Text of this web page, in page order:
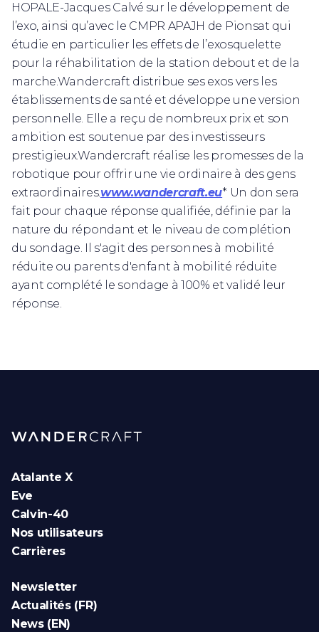
HOPALE-Jacques Calvé sur le développement de
l’exo, ainsi qu’avec le CMPR APAJH de Pionsat qui
étudie en particulier les effets de l’exosquelette
pour la réhabilitation de la station debout et de la
marche.Wandercraft distribue ses exos vers les
établissements de santé et développe une version
personnelle. Elle a reçu de nombreux prix et son
ambition est soutenue par des investisseurs
prestigieux.Wandercraft réalise les promesses de la
robotique pour offrir une vie ordinaire à des gens
extraordinaires.www.wandercraft.eu* Un don sera
fait pour chaque réponse qualifiée, définie par la
nature du répondant et le niveau de complétion
du sondage. Il s'agit des personnes à mobilité
réduite ou parents d'enfant à mobilité réduite
ayant complété le sondage à 100% et validé leur
réponse.
Atalante X
Eve
Calvin-40
Nos utilisateurs
Carrières
Newsletter
Actualités (FR)
News (EN)